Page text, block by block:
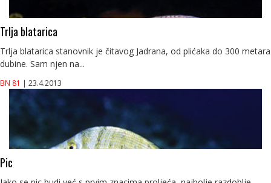
Trlja blatarica
Trlja blatarica stanovnik je čitavog Jadrana, od plićaka do 300 metara
dubine. Sam njen na...
BN 81 | 23.4.2013
Pic